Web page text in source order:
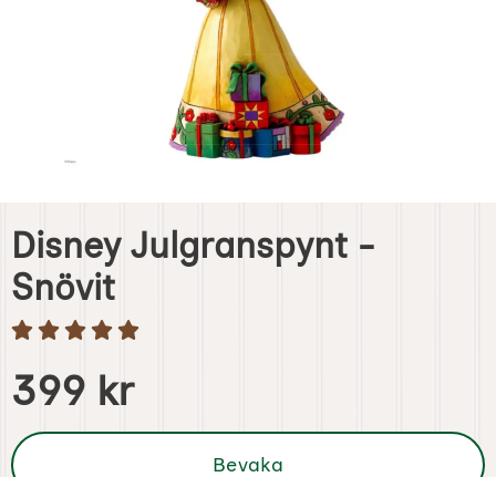
Disney Julgranspynt -
Snövit
Handla denna produkt Disney Julgranspynt - Snövit
pris
399 kr
Bevaka